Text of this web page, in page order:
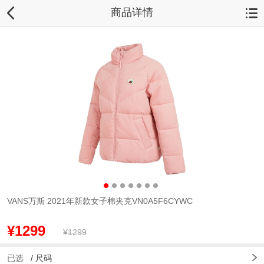
商品详情
VANS万斯 2021年新款女子棉夹克VN0A5F6CYWC
¥1299 ¥1299
已选 / 尺码